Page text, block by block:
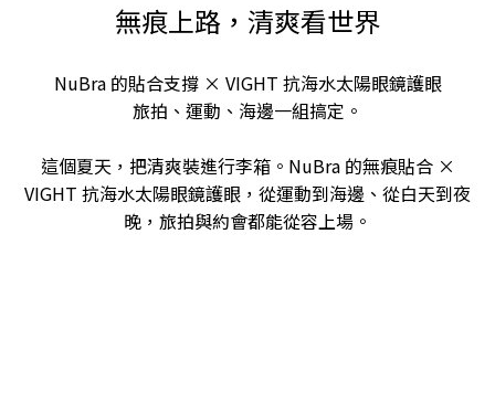
無痕上路，清爽看世界
NuBra 的貼合支撐 × VIGHT 抗海水太陽眼鏡護眼
旅拍、運動、海邊一組搞定。
這個夏天，把清爽裝進行李箱。NuBra 的無痕貼合 ×
VIGHT 抗海水太陽眼鏡護眼，從運動到海邊、從白天到夜
晚，旅拍與約會都能從容上場。